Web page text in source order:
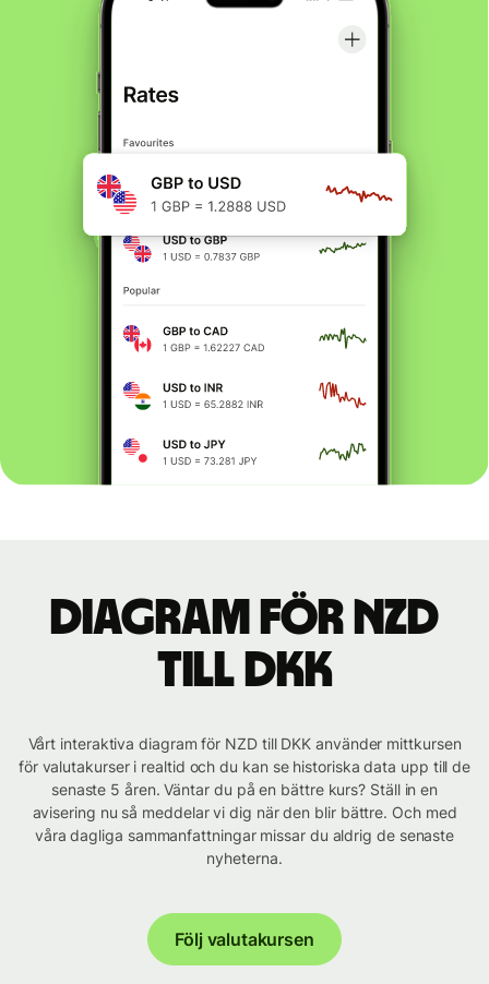
Diagram för NZD
till DKK
Vårt interaktiva diagram för NZD till DKK använder mittkursen
för valutakurser i realtid och du kan se historiska data upp till de
senaste 5 åren. Väntar du på en bättre kurs? Ställ in en
avisering nu så meddelar vi dig när den blir bättre. Och med
våra dagliga sammanfattningar missar du aldrig de senaste
nyheterna.
Följ valutakursen